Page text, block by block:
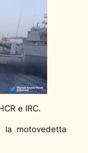
e IRC.
la motovedetta